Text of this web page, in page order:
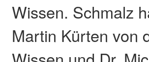
Wissen. Schmalz
Martin Kürten von